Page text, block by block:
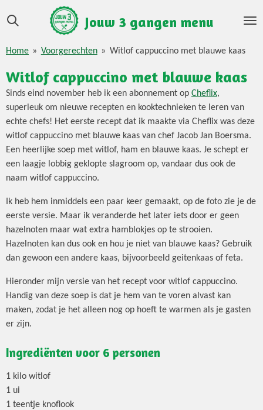
direct
de
Jouw 3 gangen menu
Home » Voorgerechten » Witlof cappuccino met blauwe kaas
Witlof cappuccino met blauwe kaas
Sinds eind november heb ik een abonnement op Cheflix,
superleuk om nieuwe recepten en kooktechnieken te leren van
echte chefs! Het eerste recept dat ik maakte via Cheflix was deze
witlof cappuccino met blauwe kaas van chef Jacob Jan Boersma.
Een heerlijke soep met witlof, ham en blauwe kaas. Je schept er
een laagje lobbig geklopte slagroom op, vandaar dus ook de
naam witlof cappuccino.
Ik heb hem inmiddels een paar keer gemaakt, op de foto zie je de
eerste versie. Maar ik veranderde het later iets door er geen
hazelnoten maar wat extra hamblokjes op te strooien.
Hazelnoten kan dus ook en hou je niet van blauwe kaas? Gebruik
dan gewoon een andere kaas, bijvoorbeeld geitenkaas of feta.
Hieronder mijn versie van het recept voor witlof cappuccino.
Handig van deze soep is dat je hem van te voren alvast kan
maken, zodat je het alleen nog op hoeft te warmen als je gasten
er zijn.
Ingrediënten voor 6 personen
1 kilo witlof
1 ui
1 teentje knoflook